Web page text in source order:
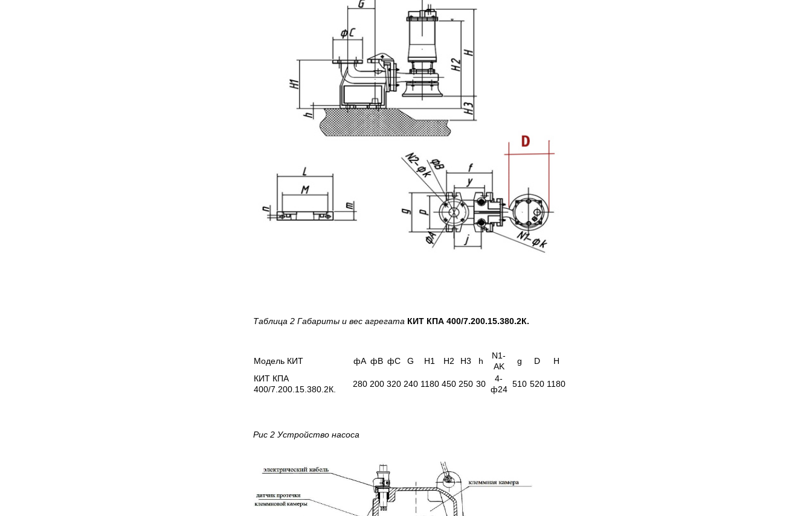
Таблица 2 Габариты и вес агрегата КИТ КПА 400/7.200.15.380.2К.
Модель КИТ фА фВ фС G H1 H2 H3 h
N1-
AK
g D
Н
КИТ КПА
400/7.200.15.380.2К.
280 200 320 240 1180 450 250 30
4-
ф24
510 520 1180
Рис 2 Устройство насоса